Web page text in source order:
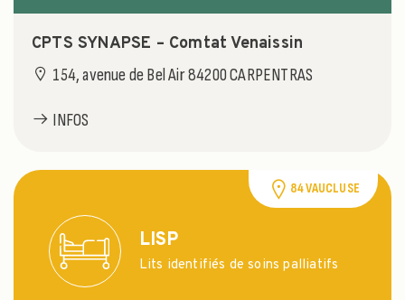
CPTS SYNAPSE – Comtat Venaissin
154, avenue de Bel Air 84200 CARPENTRAS
INFOS
LISP
Lits identifiés de soins palliatifs
84 VAUCLUSE